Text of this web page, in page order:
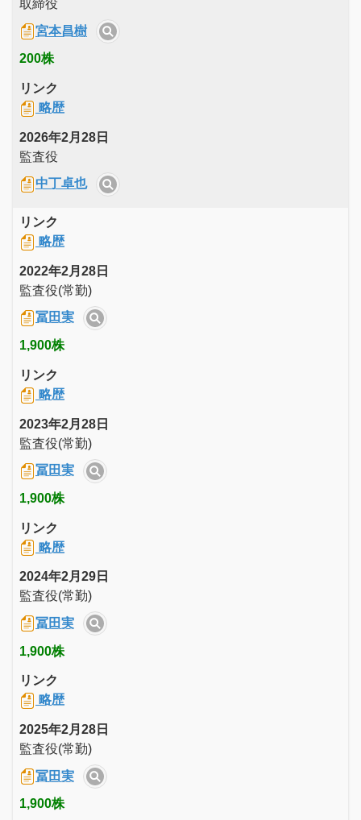
取締役
宮本昌樹
200株
リンク
略歴
2026年2月28日
監査役
中丁卓也
リンク
略歴
2022年2月28日
監査役(常勤)
冨田実
1,900株
リンク
略歴
2023年2月28日
監査役(常勤)
冨田実
1,900株
リンク
略歴
2024年2月29日
監査役(常勤)
冨田実
1,900株
リンク
略歴
2025年2月28日
監査役(常勤)
冨田実
1,900株